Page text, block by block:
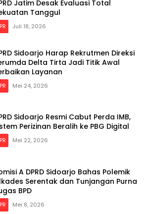
Jatim Desak Evaluasi Total
Tanggul
Juli 18, 2026
Sidoarjo Harap Rekrutmen Direksi
Delta Tirta Jadi Titik Awal
Layanan
Mei 24, 2026
Sidoarjo Resmi Cabut Perda IMB,
Perizinan Beralih ke PBG Digital
Mei 22, 2026
A DPRD Sidoarjo Bahas Polemik
Serentak dan Tunjangan Purna
BPD
Mei 8, 2026